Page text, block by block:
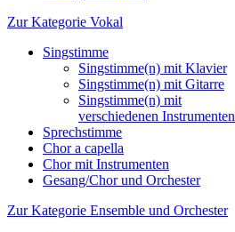
Zur Kategorie Vokal
Singstimme
Singstimme(n) mit Klavier
Singstimme(n) mit Gitarre
Singstimme(n) mit
verschiedenen Instrumenten
Sprechstimme
Chor a capella
Chor mit Instrumenten
Gesang/Chor und Orchester
Zur Kategorie Ensemble und Orchester